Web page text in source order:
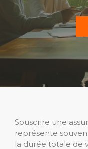
Souscrire une
représente
la durée totale de